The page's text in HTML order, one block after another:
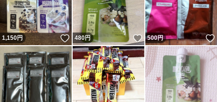
1,150円 いいね！
480円 いいね！
500円